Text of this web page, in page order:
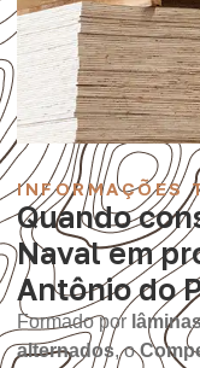
INFORMAÇÕES
Quando
Naval em
Antônio do
Formado por
alternados, o